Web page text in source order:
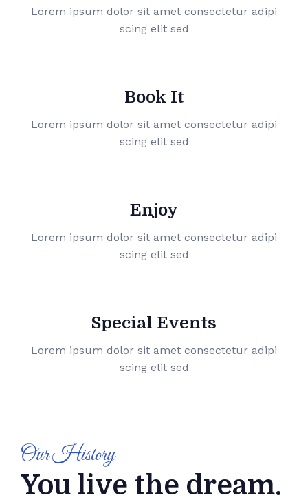
Lorem ipsum dolor sit amet consectetur adipi
scing elit sed
Book It
Lorem ipsum dolor sit amet consectetur adipi
scing elit sed
Enjoy
Lorem ipsum dolor sit amet consectetur adipi
scing elit sed
Special Events
Lorem ipsum dolor sit amet consectetur adipi
scing elit sed
Our History
You live the dream.